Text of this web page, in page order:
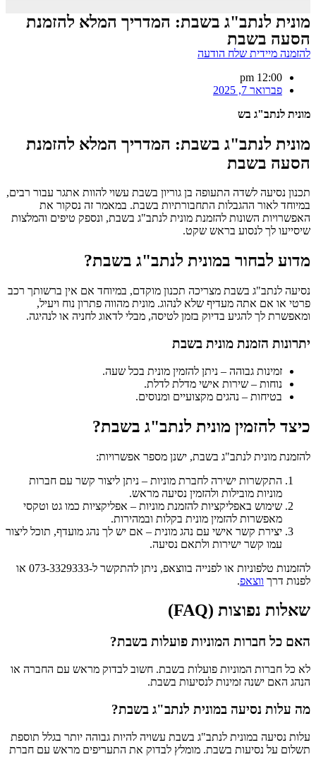
מונית לנתב"ג בשבת: המדריך המלא להזמנת
הסעה בשבת
להזמנה מיידית שלח הודעה
12:00 pm
פברואר 7, 2025
מונית לנתב"ג בש
מונית לנתב"ג בשבת: המדריך המלא להזמנת
הסעה בשבת
תכנון נסיעה לשדה התעופה בן גוריון בשבת עשוי להוות אתגר עבור רבים,
במיוחד לאור ההגבלות התחבורתיות בשבת. במאמר זה נסקור את
האפשרויות השונות להזמנת מונית לנתב"ג בשבת, ונספק טיפים והמלצות
שיסייעו לך לנסוע בראש שקט.
מדוע לבחור במונית לנתב"ג בשבת?
נסיעה לנתב"ג בשבת מצריכה תכנון מוקדם, במיוחד אם אין ברשותך רכב
פרטי או אם אתה מעדיף שלא לנהוג. מונית מהווה פתרון נוח ויעיל,
ומאפשרת לך להגיע בדיוק בזמן לטיסה, מבלי לדאוג לחניה או לנהיגה.
יתרונות הזמנת מונית בשבת
זמינות גבוהה – ניתן להזמין מונית בכל שעה.
נוחות – שירות אישי מדלת לדלת.
בטיחות – נהגים מקצועיים ומנוסים.
כיצד להזמין מונית לנתב"ג בשבת?
להזמנת מונית לנתב"ג בשבת, ישנן מספר אפשרויות:
התקשרות ישירה לחברת מוניות – ניתן ליצור קשר עם חברות
מוניות מובילות ולהזמין נסיעה מראש.
שימוש באפליקציות להזמנת מוניות – אפליקציות כמו גט וטקסי
מאפשרות להזמין מונית בקלות ובמהירות.
יצירת קשר אישי עם נהג מונית – אם יש לך נהג מועדף, תוכל ליצור
עמו קשר ישירות ולתאם נסיעה.
להזמנות טלפוניות או לפנייה בווצאפ, ניתן להתקשר ל-073-3329333 או
לפנות דרך ווצאפ.
שאלות נפוצות (FAQ)
האם כל חברות המוניות פועלות בשבת?
לא כל חברות המוניות פועלות בשבת. חשוב לבדוק מראש עם החברה או
הנהג האם ישנה זמינות לנסיעות בשבת.
מה עלות נסיעה במונית לנתב"ג בשבת?
עלות נסיעה במונית לנתב"ג בשבת עשויה להיות גבוהה יותר בגלל תוספת
תשלום על נסיעות בשבת. מומלץ לבדוק את התעריפים מראש עם חברת